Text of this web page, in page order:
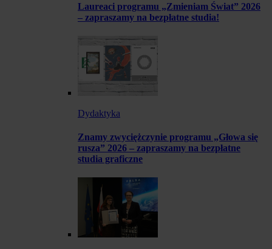
Laureaci programu „Zmieniam Świat” 2026
– zapraszamy na bezpłatne studia!
Dydaktyka
Znamy zwyciężczynie programu „Głowa się
rusza” 2026 – zapraszamy na bezpłatne
studia graficzne